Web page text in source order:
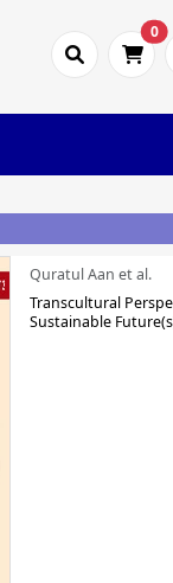
0
Quratul Aan et al.
Transcultural
Sustainable